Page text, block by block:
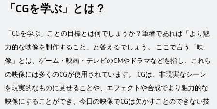
3DCGとは
ゲーム開発
建築・製造
「CGを学ぶ」とは？
「CGを学ぶ」ことの目標とは何でしょうか？筆者であれば「より魅
力的な映像を制作すること」と答えるでしょう。 ここで言う「映
像」とは、ゲーム・映画・テレビのCMやドラマなどを指し、これら
の映像には多くのCGが使用されています。 CGは、非現実なシーン
を現実的なものに見せることや、エフェクトや合成でより魅力的な
映像にすることができ、今日の映像でCGは欠かすことのできない技